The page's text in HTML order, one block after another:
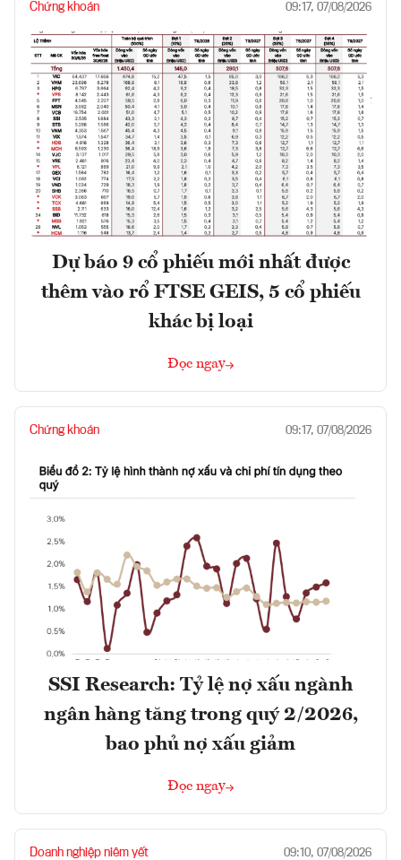
Chứng khoán 09:17, 07/08/2026
Dự báo 9 cổ phiếu mới nhất được
thêm vào rổ FTSE GEIS, 5 cổ phiếu
khác bị loại
Đọc ngay
Chứng khoán 09:17, 07/08/2026
SSI Research: Tỷ lệ nợ xấu ngành
ngân hàng tăng trong quý 2/2026,
bao phủ nợ xấu giảm
Đọc ngay
Doanh nghiệp niêm yết 09:10, 07/08/2026